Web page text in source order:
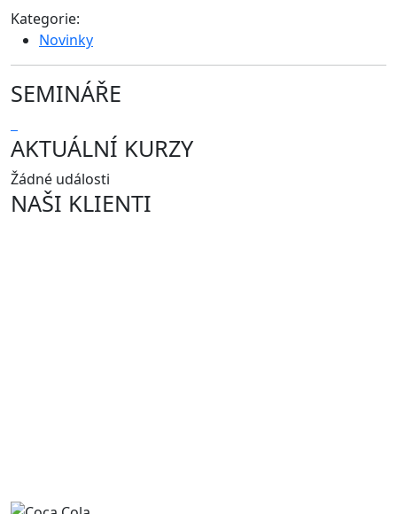
Kategorie:
Novinky
SEMINÁŘE
AKTUÁLNÍ KURZY
Žádné události
NAŠI KLIENTI